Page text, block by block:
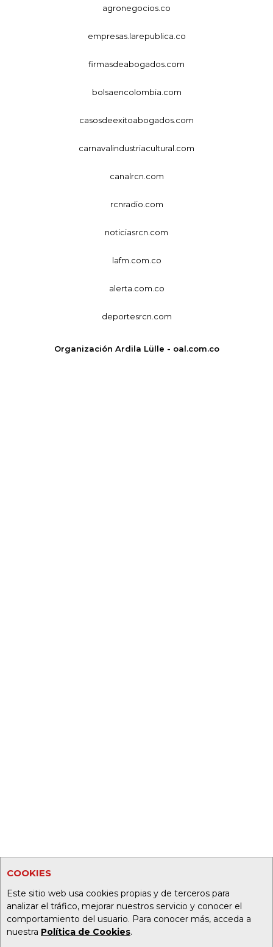
COOKIES
Este sitio web usa cookies propias y de terceros para
analizar el tráfico, mejorar nuestros servicio y conocer el
comportamiento del usuario. Para conocer más, acceda a
nuestra Política de Cookies.
agronegocios.co
empresas.larepublica.co
firmasdeabogados.com
bolsaencolombia.com
casosdeexitoabogados.com
carnavalindustriacultural.com
canalrcn.com
rcnradio.com
noticiasrcn.com
lafm.com.co
alerta.com.co
deportesrcn.com
Organización Ardila Lülle - oal.com.co